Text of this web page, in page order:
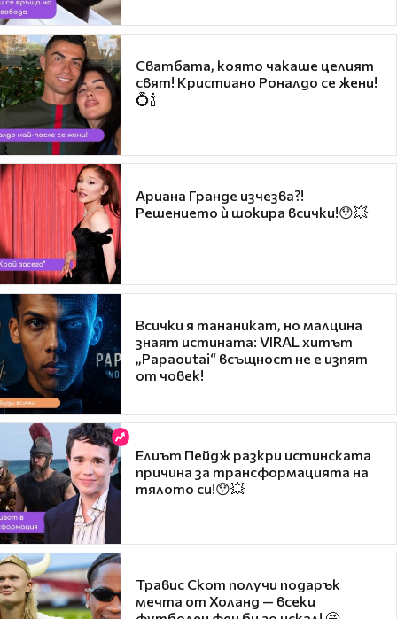
Сватбата, която чакаше целият
свят! Кристиано Роналдо се жени!
💍🍾
Ариана Гранде изчезва?!
Решението ѝ шокира всички!😯💥
Всички я тананикат, но малцина
знаят истината: VIRAL хитът
„Papaoutai“ всъщност не е изпят
от човек!
Елиът Пейдж разкри истинската
причина за трансформацията на
тялото си!😯💥
Травис Скот получи подарък
мечта от Холанд — всеки